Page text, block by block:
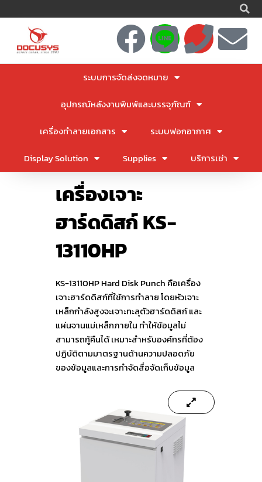
to
content
F
a
c
b
o
o
k
L
i
n
e
P
h
o
n
e
E
n
l
o
ระบบการจัดส่งจดหมาย
อุปกรณ์หลังงานพิมพ์และบรรจุภัณฑ์
เครื่องทำลายเอกสาร
ระบบฟอกอากาศ
Display Solution
Supplies บริการเช่า
เครื่องเจาะ
ฮาร์ดดิสก์ KS-
13110HP
KS-13110HP Hard Disk Punch คือเครื่อง
เจาะฮาร์ดดิสก์ที่ใช้การทำลาย โดยหัวเจาะ
เหล็กกำลังสูงจะเจาะทะลุตัวฮาร์ดดิสก์ และ
แผ่นจานแม่เหล็กภายใน ทำให้ข้อมูลไม่
สามารถกู้คืนได้ เหมาะสำหรับองค์กรที่ต้อง
ปฏิบัติตามมาตรฐานด้านความปลอดภัย
ของข้อมูลและการกำจัดสื่อจัดเก็บข้อมูล